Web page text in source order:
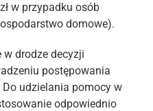
w przypadku osób
domowe).
drodze decyzji
postępowania
udzielania pomocy w
odpowiednio